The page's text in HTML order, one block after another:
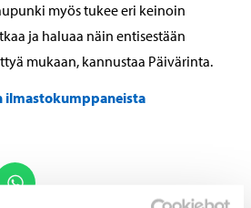
myös tukee eri keinoin
ja haluaa näin entisestään
mukaan, kannustaa Päivärinta.
ilmastokumppaneista